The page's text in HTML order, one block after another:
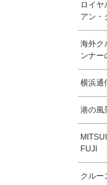
ロイヤ
アン・
海外ク
ンナー
横浜通
港の風
FUJI
クルー